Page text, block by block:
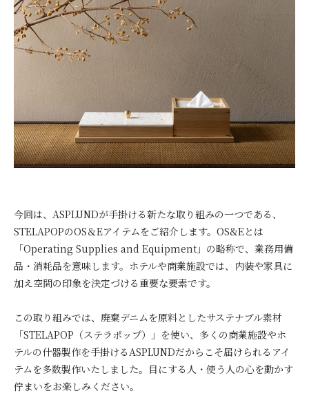
今回は、ASPLUNDが手掛ける新たな取り組みの一つである、
STELAPOPのOS＆Eアイテムをご紹介します。OS&Eとは
「Operating Supplies and Equipment」の略称で、業務用備
品・消耗品を意味します。ホテルや商業施設では、内装や家具に
加え空間の印象を決定づける重要な要素です。
この取り組みでは、廃棄デニムを原料としたサステナブル素材
「STELAPOP（ステラポップ）」を使い、多くの商業施設やホ
テルの什器製作を手掛けるASPLUNDだからこそ届けられるアイ
テムを多数製作いたしました。目にする人・使う人の心を動かす
佇まいをお楽しみください。